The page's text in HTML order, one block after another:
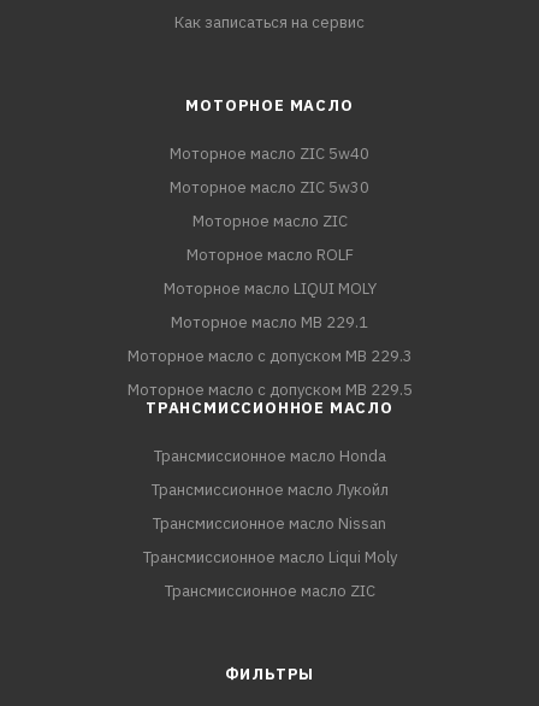
Как записаться на сервис
МОТОРНОЕ МАСЛО
Моторное масло ZIC 5w40
Моторное масло ZIC 5w30
Моторное масло ZIC
Моторное масло ROLF
Моторное масло LIQUI MOLY
Моторное масло MB 229.1
Моторное масло с допуском MB 229.3
Моторное масло с допуском MB 229.5
ТРАНСМИССИОННОЕ МАСЛО
Трансмиссионное масло Honda
Трансмиссионное масло Лукойл
Трансмиссионное масло Nissan
Трансмиссионное масло Liqui Moly
Трансмиссионное масло ZIC
ФИЛЬТРЫ